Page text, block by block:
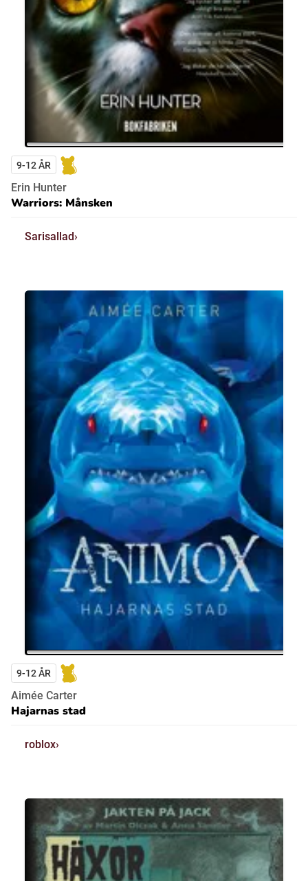
9-12 ÅR
Erin Hunter
Warriors: Månsken
Sarisallad
9-12 ÅR
Aimée Carter
Hajarnas stad
roblox